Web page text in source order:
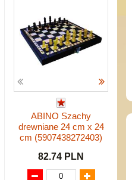
ABINO Szachy
drewniane 24 cm x 24
cm (5907438272403)
82.74 PLN